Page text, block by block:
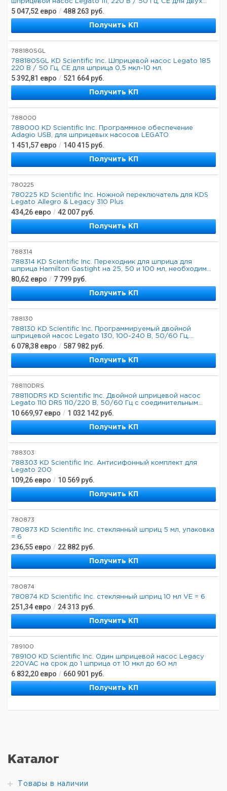
Каталог
Товары в наличии
шприцевой насос Legato 111, 220 В / 50 Гц, CE для двух...
5 047,52 евро / 488 263 руб.
Получить КП
788180SGL
788180SGL KD Scientific Inc. Шприцевой насос Legato 185
220 В / 50 Гц, CE для шприца 0,5 мкл-10 мл.
5 392,81 евро / 521 664 руб.
Получить КП
788000
788000 KD Scientific Inc. Программное обеспечение
Adagio USB, для шприцевых насосов LEGATO
1 451,57 евро / 140 415 руб.
Получить КП
780225
780225 KD Scientific Inc. Ножной переключатель для KDS
Legato Allegro & Legacy 310 Plus
434,26 евро / 42 007 руб.
Получить КП
788314
788314 KD Scientific Inc. Переходник для шприца для
шприца Hamilton Gastight на 25, 50 и 100 мл, необходим...
80,62 евро / 7 799 руб.
Получить КП
788130
788130 KD Scientific Inc. Программируемый двойной
шприцевой насос Legato 130, 100-240 В, 50/60 Гц,...
6 078,38 евро / 587 982 руб.
Получить КП
788110DRS
788110DRS KD Scientific Inc. Двойной шприцевой насос
Legato 110 DRS 110/220 В, 50/60 Гц с соединительным...
10 669,97 евро / 1 032 142 руб.
Получить КП
788303
788303 KD Scientific Inc. Антисифонный комплект для
Legato 200
109,26 евро / 10 569 руб.
Получить КП
780873
780873 KD Scientific Inc. стеклянный шприц 5 мл, упаковка
= 6
236,55 евро / 22 882 руб.
Получить КП
780874
780874 KD Scientific Inc. стеклянный шприц 10 мл VE = 6
251,34 евро / 24 313 руб.
Получить КП
789100
789100 KD Scientific Inc. Один шприцевой насос Legacy
220VAC на срок до 1 шприца от 10 мкл до 60 мл
6 832,20 евро / 660 901 руб.
Получить КП